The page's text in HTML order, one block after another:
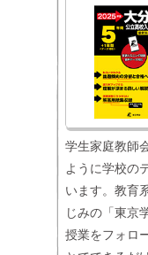
学生家庭教師
ように学校の
います。教育
じみの「東京
授業をフォロ